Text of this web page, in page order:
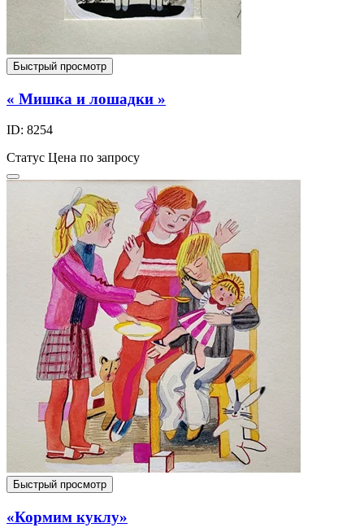
Быстрый просмотр
« Мишка и лошадки »
ID: 8254
Статус Цена по запросу
Быстрый просмотр
«Кормим куклу»